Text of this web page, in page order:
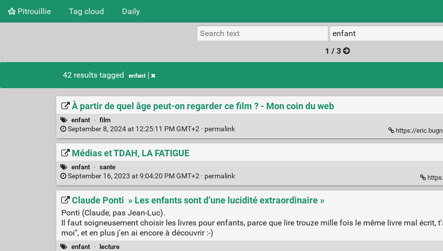
Pitrouillie Tag cloud Daily
1 / 3
42 results tagged enfant
À partir de quel âge peut-on regarder ce film ? - Mon coin du web
enfant · film
September 8, 2024 at 12:25:11 PM GMT+2 · permalink https://
Médias et TDAH, LA FATIGUE
enfant · sante
September 16, 2023 at 9:04:20 PM GMT+2 · permalink
Claude Ponti » Les enfants sont d’une lucidité extraordinaire »
Ponti (Claude, pas Jean-Luc).
Il faut soigneusement choisir les livres pour enfants, parce que lire trouze mille fois le même livre mal écrit,
moi", et en plus j'en ai encore à découvrir :-)
enfant · lecture